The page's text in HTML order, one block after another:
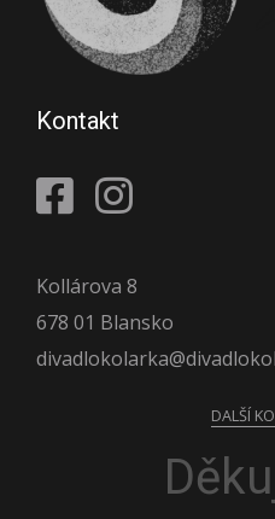
Kontakt
Kollárova 8
678 01 Blansko
DALŠÍ